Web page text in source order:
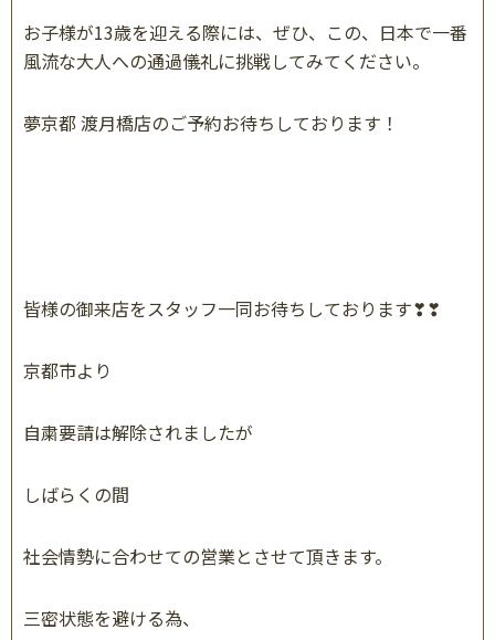
お子様が13歳を迎える際には、ぜひ、この、日本で一番
風流な大人への通過儀礼に挑戦してみてください。
夢京都 渡月橋店のご予約お待ちしております！
皆様の御来店をスタッフ一同お待ちしております❣❣
京都市より
自粛要請は解除されましたが
しばらくの間
社会情勢に合わせての営業とさせて頂きます。
三密状態を避ける為、